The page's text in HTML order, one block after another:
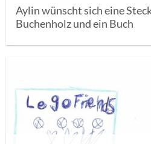
Aylin wünscht sich eine
Buchenholz und ein Buch